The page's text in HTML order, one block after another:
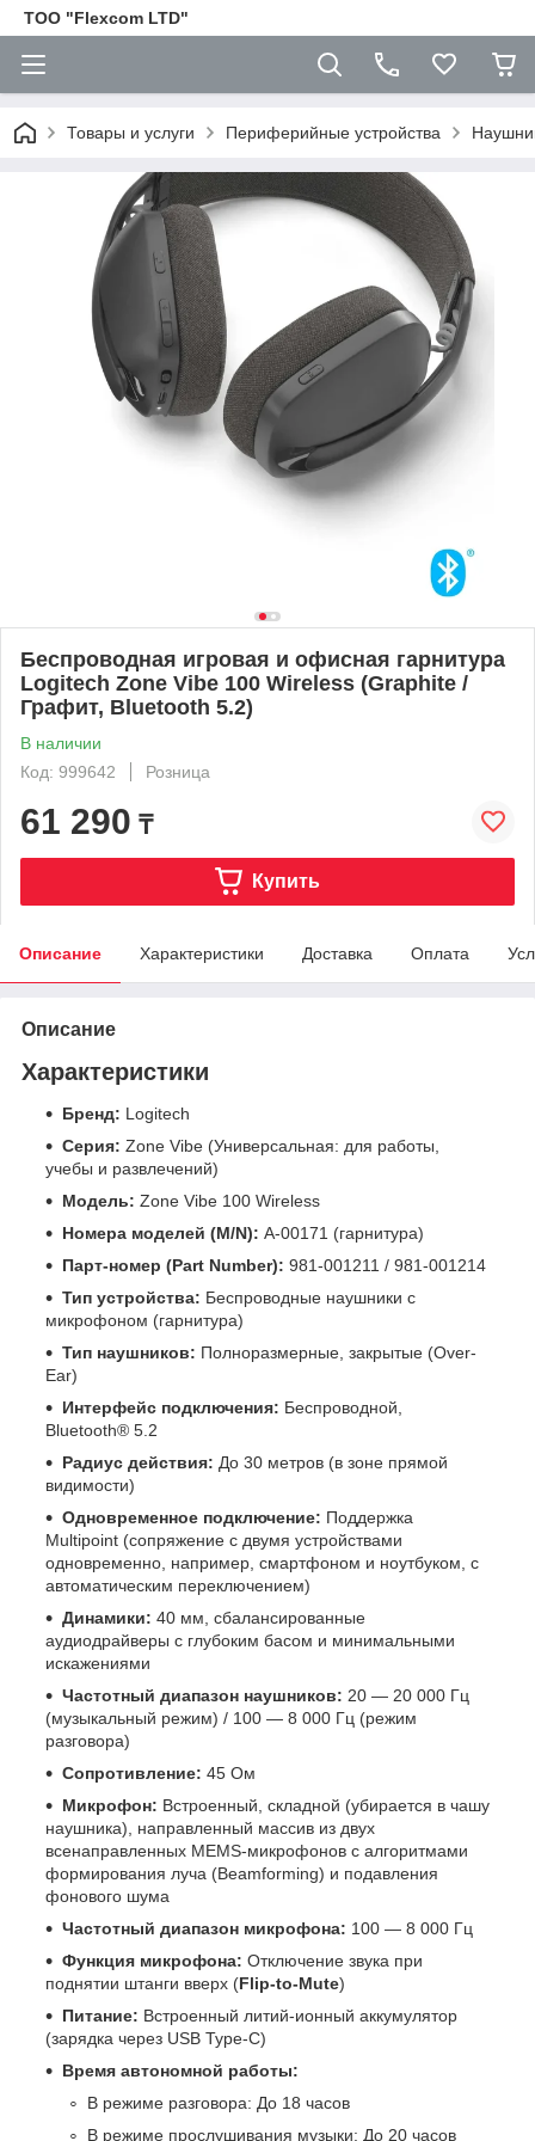
ТОО "Flexcom LTD"
Товары и услуги Периферийные устройства
Беспроводная игровая и офисная гарнитура
Logitech Zone Vibe 100 Wireless (Graphite /
Графит, Bluetooth 5.2)
В наличии
Код: 999642
Розница
61 290 ₸
Купить
Описание Характеристики Доставка Оплата
Описание
Характеристики
Бренд: Logitech
Серия: Zone Vibe (Универсальная: для работы,
учебы и развлечений)
Модель: Zone Vibe 100 Wireless
Номера моделей (M/N): A-00171 (гарнитура)
Парт-номер (Part Number): 981-001211 / 981-001214
Тип устройства: Беспроводные наушники с
микрофоном (гарнитура)
Тип наушников: Полноразмерные, закрытые (Over-
Ear)
Интерфейс подключения: Беспроводной,
Bluetooth® 5.2
Радиус действия: До 30 метров (в зоне прямой
видимости)
Одновременное подключение: Поддержка
Multipoint (сопряжение с двумя устройствами
одновременно, например, смартфоном и ноутбуком, с
автоматическим переключением)
Динамики: 40 мм, сбалансированные
аудиодрайверы с глубоким басом и минимальными
искажениями
Частотный диапазон наушников: 20 — 20 000 Гц
(музыкальный режим) / 100 — 8 000 Гц (режим
разговора)
Сопротивление: 45 Ом
Микрофон: Встроенный, складной (убирается в чашу
наушника), направленный массив из двух
всенаправленных MEMS-микрофонов с алгоритмами
формирования луча (Beamforming) и подавления
фонового шума
Частотный диапазон микрофона: 100 — 8 000 Гц
Функция микрофона: Отключение звука при
поднятии штанги вверх (Flip-to-Mute)
Питание: Встроенный литий-ионный аккумулятор
(зарядка через USB Type-C)
Время автономной работы:
В режиме разговора: До 18 часов
В режиме прослушивания музыки: До 20 часов